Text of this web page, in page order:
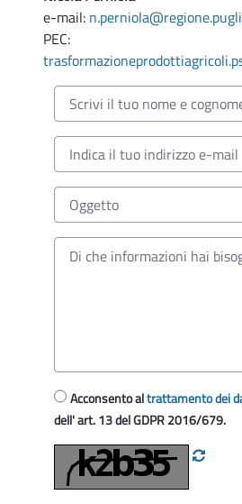
e-mail:
PEC:
Acconsento altrattamento dei
dell' art. 13 del GDPR 2016/679.